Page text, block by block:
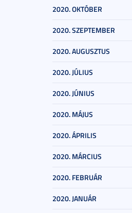
2020. OKTÓBER
2020. SZEPTEMBER
2020. AUGUSZTUS
2020. JÚLIUS
2020. JÚNIUS
2020. MÁJUS
2020. ÁPRILIS
2020. MÁRCIUS
2020. FEBRUÁR
2020. JANUÁR